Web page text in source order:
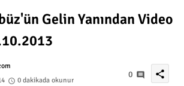
Gelin Yanından Video
0 dakikada okunur
0 share